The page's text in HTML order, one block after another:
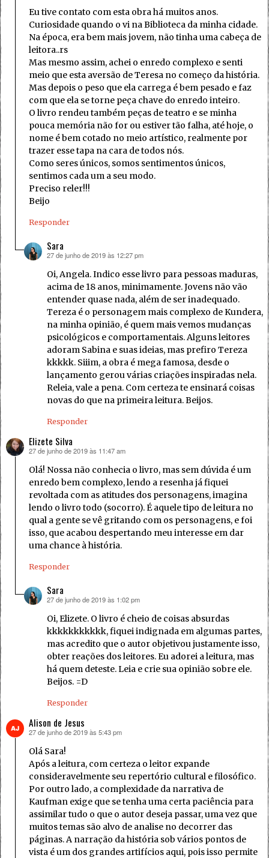
Eu tive contato com esta obra há muitos anos.
Curiosidade quando o vi na Biblioteca da minha cidade.
Na época, era bem mais jovem, não tinha uma cabeça de
leitora..rs
Mas mesmo assim, achei o enredo complexo e senti
meio que esta aversão de Teresa no começo da história.
Mas depois o peso que ela carrega é bem pesado e faz
com que ela se torne peça chave do enredo inteiro.
O livro rendeu também peças de teatro e se minha
pouca memória não for ou estiver tão falha, até hoje, o
nome é bem cotado no meio artístico, realmente por
trazer esse tapa na cara de todos nós.
Como seres únicos, somos sentimentos únicos,
sentimos cada um a seu modo.
Preciso reler!!!
Beijo
Responder
Sara
disse:
27 de junho de 2019 às 12:27 pm
Oi, Angela. Indico esse livro para pessoas maduras,
acima de 18 anos, minimamente. Jovens não vão
entender quase nada, além de ser inadequado.
Tereza é o personagem mais complexo de Kundera,
na minha opinião, é quem mais vemos mudanças
psicológicos e comportamentais. Alguns leitores
adoram Sabina e suas ideias, mas prefiro Tereza
kkkkk. Siiim, a obra é mega famosa, desde o
lançamento gerou várias criações inspiradas nela.
Releia, vale a pena. Com certeza te ensinará coisas
novas do que na primeira leitura. Beijos.
Responder
Elizete Silva
disse:
27 de junho de 2019 às 11:47 am
Olá! Nossa não conhecia o livro, mas sem dúvida é um
enredo bem complexo, lendo a resenha já fiquei
revoltada com as atitudes dos personagens, imagina
lendo o livro todo (socorro). É aquele tipo de leitura no
qual a gente se vê gritando com os personagens, e foi
isso, que acabou despertando meu interesse em dar
uma chance à história.
Responder
Sara
disse:
27 de junho de 2019 às 1:02 pm
Oi, Elizete. O livro é cheio de coisas absurdas
kkkkkkkkkkk, fiquei indignada em algumas partes,
mas acredito que o autor objetivou justamente isso,
obter reações dos leitores. Eu adorei a leitura, mas
há quem deteste. Leia e crie sua opinião sobre ele.
Beijos. =D
Responder
Alison de Jesus
disse:
27 de junho de 2019 às 5:43 pm
Olá Sara!
Após a leitura, com certeza o leitor expande
consideravelmente seu repertório cultural e filosófico.
Por outro lado, a complexidade da narrativa de
Kaufman exige que se tenha uma certa paciência para
assimilar tudo o que o autor deseja passar, uma vez que
muitos temas são alvo de analise no decorrer das
páginas. A narração da história sob vários pontos de
vista é um dos grandes artifícios aqui, pois isso permite